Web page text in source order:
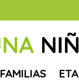
FAMILIAS